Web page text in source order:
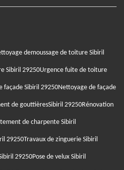
demoussage de toiture Sibiril
Sibiril 29250Urgence fuite de toiture
façade Sibiril 29250Nettoyage de façade
de gouttièresSibiril 29250Rénovation
de charpente Sibiril
29250Travaux de zinguerie Sibiril
29250Pose de velux Sibiril